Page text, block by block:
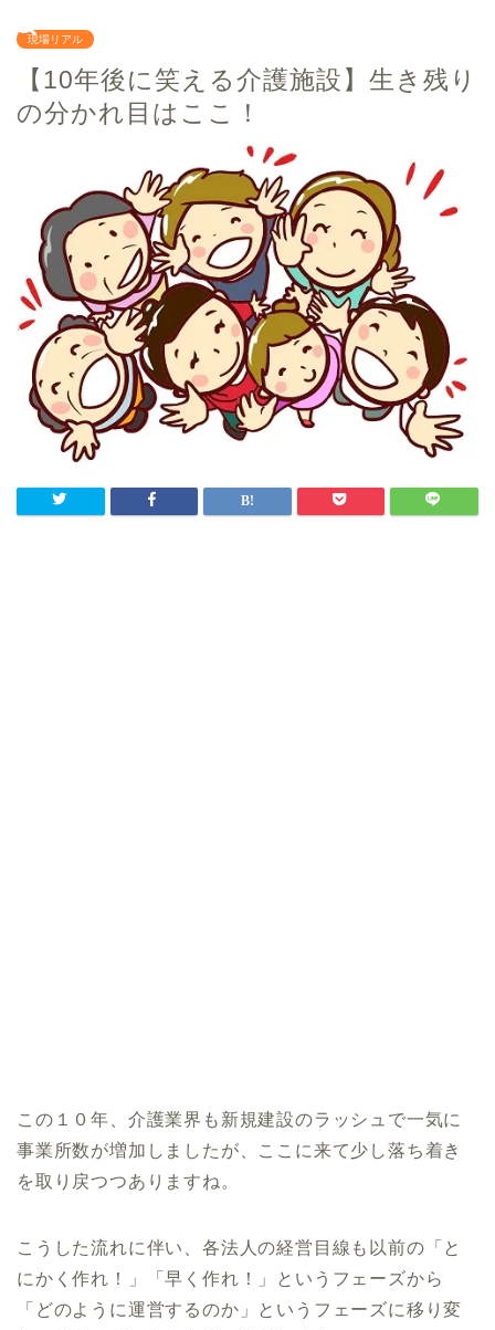
現場リアル
【10年後に笑える介護施設】生き残り
の分かれ目はここ！
この１０年、介護業界も新規建設のラッシュで一気に
事業所数が増加しましたが、 ここに来て少し落ち着き
を取り戻つつありますね。
こうした流れに伴い、各法人の経営目線も以前の「と
にかく作れ！」「早く作れ！」というフェーズから
「どのように運営するのか」というフェーズに移り変